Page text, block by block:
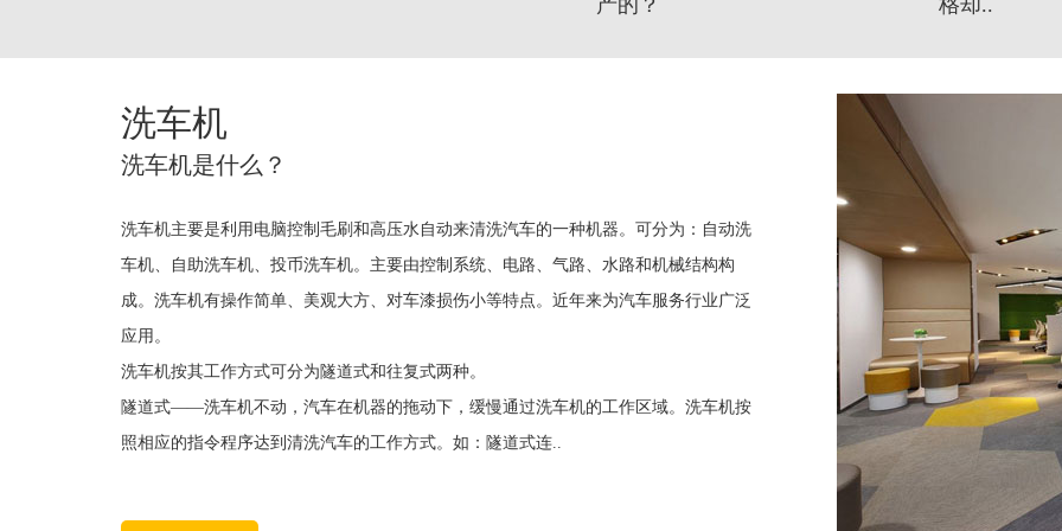
产的？ 格却..
洗车机
洗车机是什么？
洗车机主要是利用电脑控制毛刷和高压水自动来清洗汽车的一种机器。可分为：自动洗
车机、自助洗车机、投币洗车机。主要由控制系统、电路、气路、水路和机械结构构
成。洗车机有操作简单、美观大方、对车漆损伤小等特点。近年来为汽车服务行业广泛
应用。
洗车机按其工作方式可分为隧道式和往复式两种。
隧道式——洗车机不动，汽车在机器的拖动下，缓慢通过洗车机的工作区域。洗车机按
照相应的指令程序达到清洗汽车的工作方式。如：隧道式连..